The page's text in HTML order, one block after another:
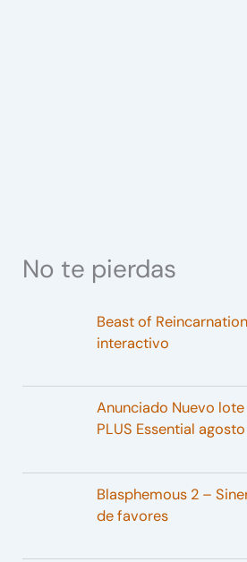
No te pierdas
Beast of
interactivo
Anunciado Nuevo lote
PLUS Essential
Blasphemous 2 –
de favores